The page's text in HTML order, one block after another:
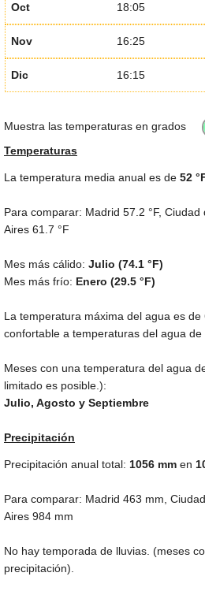
Oct 18:05
Nov 16:25
Dic 16:15
Muestra las temperaturas en grados
Temperaturas
La temperatura media anual es de 52
Para comparar: Madrid 57.2 °F, Ciudad
Aires 61.7 °F
Mes más cálido: Julio (74.1 °F)
Mes más frío: Enero (29.5 °F)
La temperatura máxima del agua es de
confortable a temperaturas del agua de
Meses con una temperatura del agua
limitado es posible.):
Julio, Agosto y Septiembre
Precipitación
Precipitación anual total: 1056 mm en
Para comparar: Madrid 463 mm ,
Aires 984 mm
No hay temporada de lluvias. (meses
precipitación).